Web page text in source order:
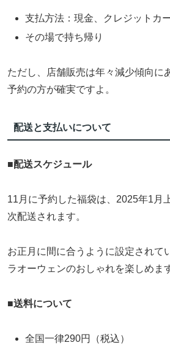
支払方法：現金、クレジットカ
その場で持ち帰り
ただし、店舗販売は年々減少傾向に
予約の方が確実ですよ。
配送と支払いについて
■配送スケジュール
11月に予約した福袋は、2025年1月
次配送されます。
お正月に間に合うように設定されて
ラオーウェンのおしゃれを楽しめま
■送料について
全国一律290円（税込）